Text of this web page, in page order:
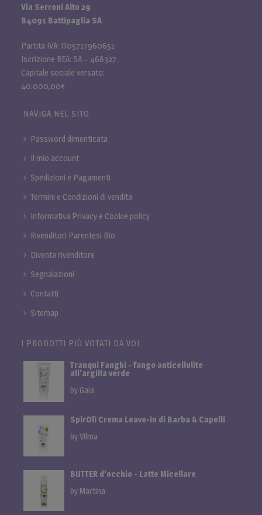
Via Serroni Alto 29
84091 Battipaglia SA
Partita IVA: IT05717960651
Iscrizione REA: SA – 468327
Capitale sociale versato:
40.000,00€
NAVIGA NEL SITO
Password dimenticata
Il mio account
Spedizioni e Pagamenti
Termini e Condizioni di vendita
Informativa Privacy e Cookie policy
Rivenditori Parentesi Bio
Diventa rivenditore
Segnalazioni
Contatti
Sitemap
I PRODOTTI PIÙ VOTATI DA VOI
Tranqui Fanghi - fango anticellulite
all'argilla verde
by Gaia
SpirOlì Crema Leave-in di Barba & Capelli
by Vilma
BUTTER d'occhio - Latte Micellare
by Martina